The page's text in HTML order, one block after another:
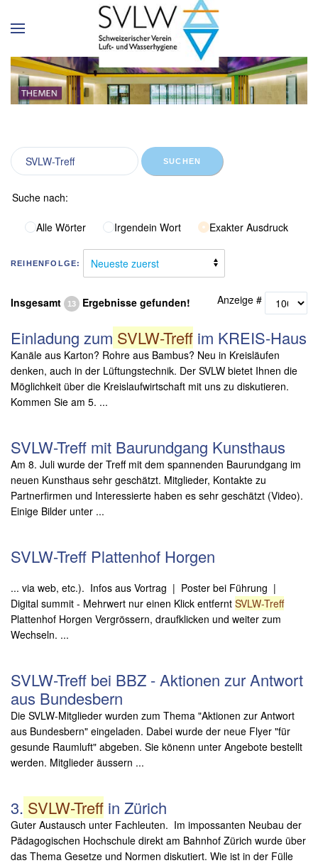
SUCHEN
Suche nach:
Alle Wörter Irgendein Wort Exakter Ausdruck
REIHENFOLGE:
Insgesamt 13 Ergebnisse gefunden! Anzeige #
Einladung zum SVLW-Treff im KREIS-Haus
Kanäle aus Karton? Rohre aus Bambus? Neu in Kreisläufen
denken, auch in der Lüftungstechnik. Der SVLW bietet Ihnen die
Möglichkeit über die Kreislaufwirtschaft mit uns zu diskutieren.
Kommen Sie am 5. ...
SVLW-Treff mit Baurundgang Kunsthaus
Am 8. Juli wurde der Treff mit dem spannenden Baurundgang im
neuen Kunsthaus sehr geschätzt. Mitglieder, Kontakte zu
Partnerfirmen und Interessierte haben es sehr geschätzt (Video).
Einige Bilder unter ...
SVLW-Treff Plattenhof Horgen
... via web, etc.). Infos aus Vortrag | Poster bei Führung |
Digital summit - Mehrwert nur einen Klick entfernt SVLW-Treff
Plattenhof Horgen Vergrössern, draufklicken und weiter zum
Wechseln. ...
SVLW-Treff bei BBZ - Aktionen zur Antwort
aus Bundesbern
Die SVLW-Mitglieder wurden zum Thema "Aktionen zur Antwort
aus Bundesbern" eingeladen. Dabei wurde der neue Flyer "für
gesunde Raumluft" abgeben. Sie könenn unter Angebote bestellt
werden. Mitglieder äussern ...
3. SVLW-Treff in Zürich
Guter Austausch unter Fachleuten. Im impossanten Neubau der
Pädagogischen Hochschule direkt am Bahnhof Zürich wurde über
das Thema Gesetze und Normen diskutiert. Wie ist in der Fülle